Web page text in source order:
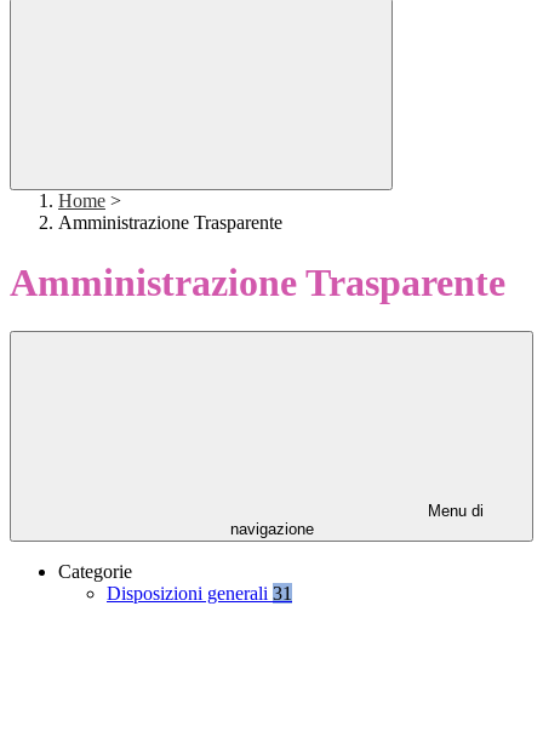
Home >
Amministrazione Trasparente
Amministrazione Trasparente
Menu di
navigazione
Categorie
Disposizioni generali 31